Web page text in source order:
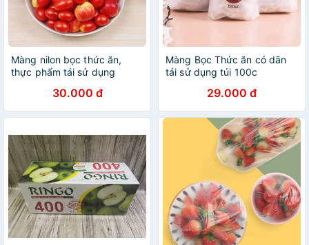
Màng nilon bọc thức ăn,
thực phẩm tái sử dụng
30.000 đ
Màng Bọc Thức ăn có dãn
tái sử dụng túi 100c
29.000 đ